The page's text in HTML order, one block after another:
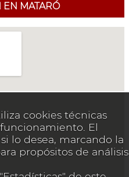
EN MATARÓ
cookies técnicas
El
lo desea, marcando la
propósitos de análisis